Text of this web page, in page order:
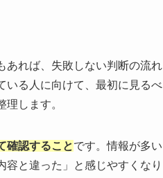
あれば、失敗しない判断の流れ
いる人に向けて、最初に見るべ
します。
確認することです。情報が多い
と違った」と感じやすくなり